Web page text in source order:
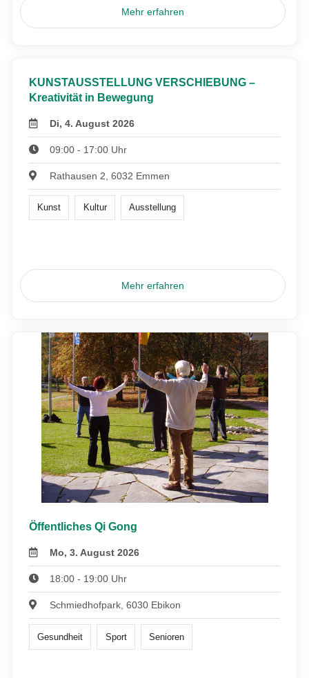
Mehr erfahren
KUNSTAUSSTELLUNG VERSCHIEBUNG –
Kreativität in Bewegung
Di, 4. August 2026
09:00 - 17:00 Uhr
Rathausen 2, 6032 Emmen
Kunst Kultur Ausstellung
Mehr erfahren
Öffentliches Qi Gong
Mo, 3. August 2026
18:00 - 19:00 Uhr
Schmiedhofpark, 6030 Ebikon
Gesundheit Sport Senioren